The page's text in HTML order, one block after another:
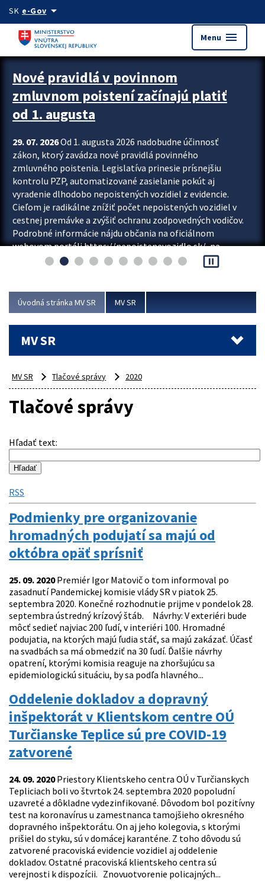
Preskocit na hlavný obsah
SK e-Govarrow_drop_down
Menu menu
Zastavit automatický posun upútavok
Nové pravidlá v povinnom
zmluvnom poistení začínajú platiť
od 1. augusta
29. 07. 2026Od 1. augusta 2026 nadobudne účinnosť
zákon, ktorý zavádza nové pravidlá povinného
zmluvného poistenia. Legislatíva prinesie prísnejšiu
kontrolu PZP, automatizované zasielanie pokút aj
vyradenie dlhodobo nepoistených vozidiel z evidencie.
Cieľom je radikálne znížiť počet nepoistených vozidiel v
cestnej premávke a zvýšiť ochranu zodpovedných vodičov.
Podrobné informácie nájdu občania na oficiálnom
webovom portáli https://nepoistenevozidlo.sk/, na
ktorom od augusta pribudne aj možnosť overiť si...
pause_presentation
Úvodná stránka MV SR MV SR
MV SR
MV SR Tlačové správy 2020
Tlačové správy
Hľadať text:
RSS
Podmienky pre organizovanie
hromadných podujatí sa majú od
októbra opäť sprísniť
25. 09. 2020Premiér Igor Matovič o tom informoval po
zasadnutí Pandemickej komisie vlády SR v piatok 25.
septembra 2020. Konečné rozhodnutie prijme v pondelok 28.
septembra ústredný krízový štáb. Návrhy: V exteriéri bude
môcť sedieť najviac 200 ľudí, v interiéri 100. Hromadné
podujatia, na ktorých majú ľudia stáť, sa majú zakázať. Účasť
na svadbách sa má obmedziť na 30 ľudí. Ďalšie návrhy
opatrení, ktorými komisia reaguje na zhoršujúcu sa
epidemiologickú situáciu, by sa podľa hlavného...
Oddelenie dokladov a dopravný
inšpektorát v Klientskom centre OÚ
Turčianske Teplice sú pre COVID-19
zatvorené
24. 09. 2020Priestory Klientskeho centra OÚ v Turčianskych
Tepliciach boli vo štvrtok 24. septembra 2020 popoludní
uzavreté a dôkladne vydezinfikované. Dôvodom bol pozitívny
test na koronavírus u zamestnanca tamojšieho okresného
dopravného inšpektorátu. On aj jeho kolegovia, s ktorými
prišiel do styku, sú v domácej karanténe. Z toho dôvodu sú
zatvorené pracoviská evidencie vozidiel aj oddelenie
dokladov. Ostatné pracoviská klientskeho centra sú
verejnosti k dispozícii. Znovuotvorenie policajných...